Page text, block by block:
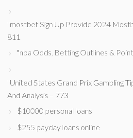
"mostbet Sign Up Provide 2024
811
"nba Odds, Betting Outlines &
"United States Grand Prix Gambling
And Analysis – 773
$10000 personal loans
$255 payday loans online